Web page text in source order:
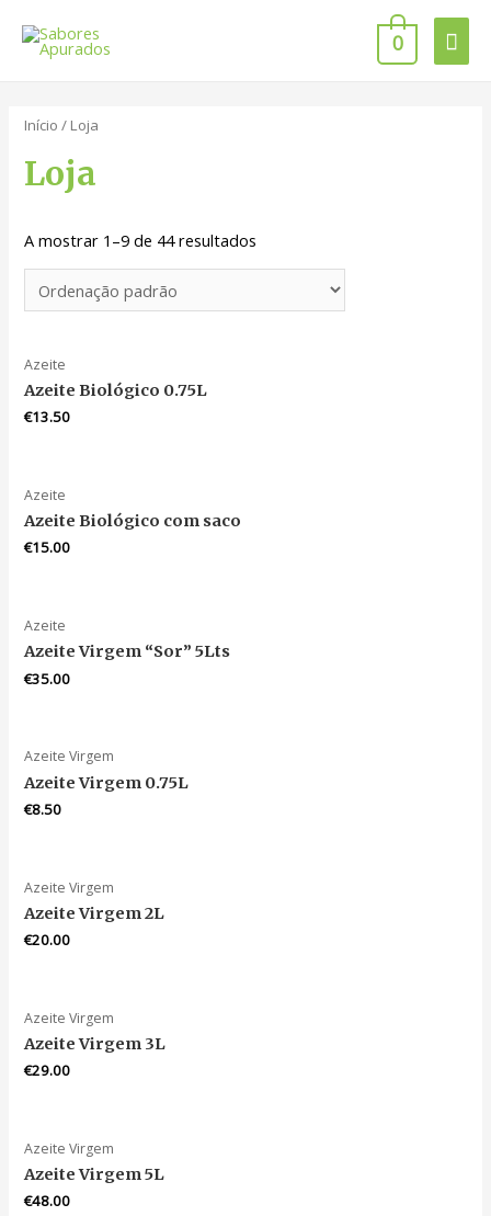
0
Início / Loja
Loja
A mostrar 1–9 de 44 resultados
Azeite
Azeite Biológico 0.75L
€13.50
Azeite
Azeite Biológico com saco
€15.00
Azeite
Azeite Virgem “Sor” 5Lts
€35.00
Azeite Virgem
Azeite Virgem 0.75L
€8.50
Azeite Virgem
Azeite Virgem 2L
€20.00
Azeite Virgem
Azeite Virgem 3L
€29.00
Azeite Virgem
Azeite Virgem 5L
€48.00